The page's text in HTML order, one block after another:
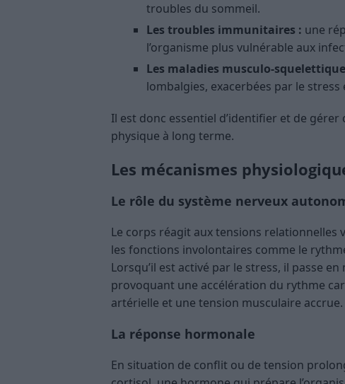
troubles du sommeil.
Les troubles immunitaires : une
l’organisme plus vulnérable aux
Les maladies musculo-
lombalgies, exacerbées par le
Il est donc essentiel d’identifier et de
physique à long terme.
Les mécanismes
Le rôle du système nerveux
Le corps réagit aux tensions relationnelles
les fonctions involontaires comme le
Lorsqu’il est activé par le stress, il passe
provoquant une accélération du rythme
artérielle et une tension musculaire accrue.
La réponse hormonale
En situation de conflit ou de tension